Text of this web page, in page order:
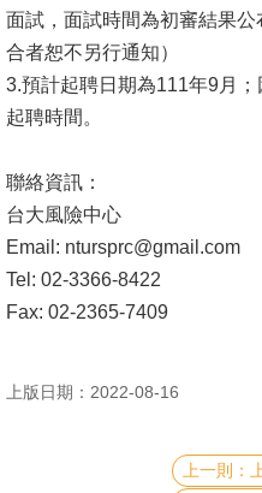
站
導
覽
聯
English
面試，面試時間為初審結果公
合者恕不另行通知）
3.預計起聘日期為111年9月；
起聘時間。
聯絡資訊：
台大風險中心
Email: ntursprc@gmail.com
Tel: 02-3366-8422
Fax: 02-2365-7409
上版日期：2022-08-16